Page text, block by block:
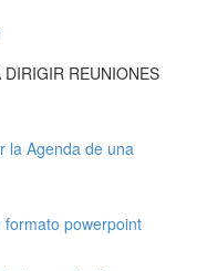
DIRIGIR REUNIONES
la Agenda de una
formato powerpoint